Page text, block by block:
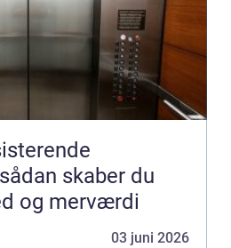
skaber du
og merværdi
03 juni 2026